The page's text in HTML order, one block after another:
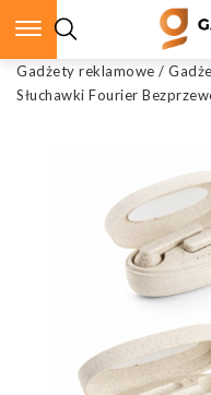
Gadżety reklamowe /
Słuchawki Fourier